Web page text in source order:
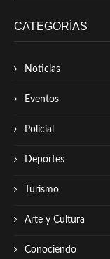
CATEGORÍAS
Noticias
Eventos
Policial
Deportes
Turismo
Arte y Cultura
Conociendo